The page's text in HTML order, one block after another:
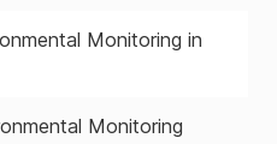
Monitoring in
Monitoring